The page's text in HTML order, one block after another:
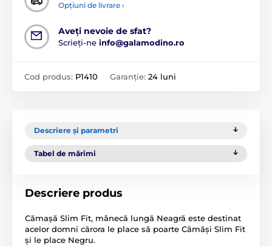
Opțiuni de livrare ›
Aveți nevoie de sfat?
Scrieți-ne info@galamodino.ro
Cod produs: P1410 Garanție: 24 luni
Descriere și parametri
Tabel de mărimi
Descriere produs
Cămașă Slim Fit, mânecă lungă Neagră este destinat
acelor domni cărora le place să poarte Cămăși Slim Fit
și le place Negru.